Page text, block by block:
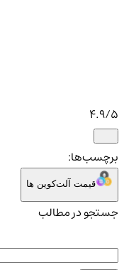
4.9/5
برچسب‌ها:
قیمت آلت‌کوین ها
جستجو در مطالب